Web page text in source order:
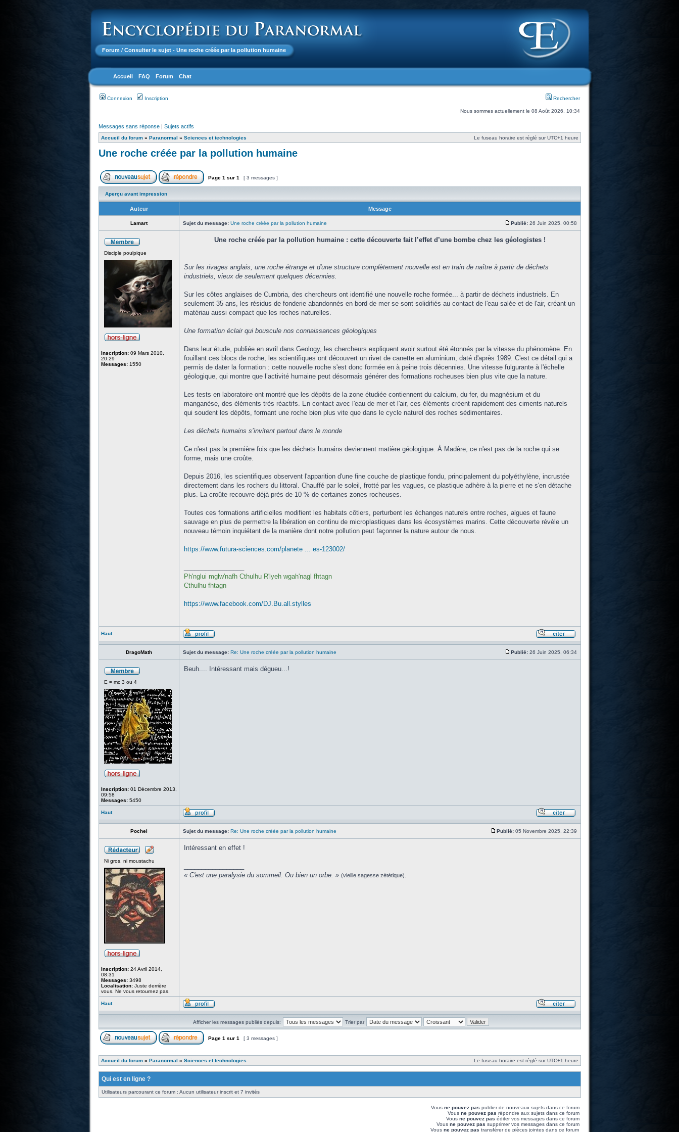
Forum / Consulter le sujet - Une roche créée par la pollution humaine
Accueil FAQ Forum Chat
Connexion Inscription Rechercher
Nous sommes actuellement le 08 Août 2026, 10:34
Messages sans réponse| Sujets actifs
Accueil du forum» Paranormal » Sciences et technologies Le fuseau horaire est réglé sur UTC+1 heure
Une roche créée par la pollution humaine
Page 1 sur 1 [ 3 messages ]
Aperçu avant impression
Auteur Message
Lamart Sujet du message: Une roche créée par la pollution humaine Publié:26 Juin 2025, 00:58
Disciple poulpique
Inscription:09 Mars 2010,
20:29
Messages:1550
Une roche créée par la pollution humaine : cette découverte fait l’effet d’une bombe chez les géologistes !
Sur les rivages anglais, une roche étrange et d'une structure complètement nouvelle est en train de naître à partir de déchets
industriels, vieux de seulement quelques décennies.
Sur les côtes anglaises de Cumbria, des chercheurs ont identifié une nouvelle roche formée... à partir de déchets industriels. En
seulement 35 ans, les résidus de fonderie abandonnés en bord de mer se sont solidifiés au contact de l'eau salée et de l'air, créant un
matériau aussi compact que les roches naturelles.
Une formation éclair qui bouscule nos connaissances géologiques
Dans leur étude, publiée en avril dans Geology, les chercheurs expliquent avoir surtout été étonnés par la vitesse du phénomène. En
fouillant ces blocs de roche, les scientifiques ont découvert un rivet de canette en aluminium, daté d'après 1989. C'est ce détail qui a
permis de dater la formation : cette nouvelle roche s'est donc formée en à peine trois décennies. Une vitesse fulgurante à l'échelle
géologique, qui montre que l’activité humaine peut désormais générer des formations rocheuses bien plus vite que la nature.
Les tests en laboratoire ont montré que les dépôts de la zone étudiée contiennent du calcium, du fer, du magnésium et du
manganèse, des éléments très réactifs. En contact avec l'eau de mer et l'air, ces éléments créent rapidement des ciments naturels
qui soudent les dépôts, formant une roche bien plus vite que dans le cycle naturel des roches sédimentaires.
Les déchets humains s’invitent partout dans le monde
Ce n'est pas la première fois que les déchets humains deviennent matière géologique. À Madère, ce n'est pas de la roche qui se
forme, mais une croûte.
Depuis 2016, les scientifiques observent l'apparition d'une fine couche de plastique fondu, principalement du polyéthylène, incrustée
directement dans les rochers du littoral. Chauffé par le soleil, frotté par les vagues, ce plastique adhère à la pierre et ne s'en détache
plus. La croûte recouvre déjà près de 10 % de certaines zones rocheuses.
Toutes ces formations artificielles modifient les habitats côtiers, perturbent les échanges naturels entre roches, algues et faune
sauvage en plus de permettre la libération en continu de microplastiques dans les écosystèmes marins. Cette découverte révèle un
nouveau témoin inquiétant de la manière dont notre pollution peut façonner la nature autour de nous.
https://www.futura-sciences.com/planete ... es-123002/
Ph'nglui mglw'nafh Cthulhu R'lyeh wgah'nagl fhtagn
Cthulhu fhtagn
https://www.facebook.com/DJ.Bu.all.stylles
Haut
DragoMath Sujet du message: Re: Une roche créée par la pollution humaine Publié:26 Juin 2025, 06:34
E = mc 3 ou 4
Inscription:01 Décembre 2013,
09:58
Messages:5450
Beuh.... Intéressant mais dégueu...!
Haut
Pochel Sujet du message: Re: Une roche créée par la pollution humaine Publié:05 Novembre 2025, 22:39
Ni gros, ni moustachu
Inscription:24 Avril 2014,
08:31
Messages:3498
Localisation:Juste derrière
vous. Ne vous retournez pas.
Intéressant en effet !
« C'est une paralysie du sommeil. Ou bien un orbe. » (vieille sagesse zététique).
Haut
Afficher les messages publiés depuis: Trier par
Page 1 sur 1 [ 3 messages ]
Accueil du forum» Paranormal » Sciences et technologies Le fuseau horaire est réglé sur UTC+1 heure
Qui est en ligne ?
Utilisateurs parcourant ce forum : Aucun utilisateur inscrit et 7 invités
Vous ne pouvez pas publier de nouveaux sujets dans ce forum
Vous ne pouvez pas répondre aux sujets dans ce forum
Vous ne pouvez pas éditer vos messages dans ce forum
Vous ne pouvez pas supprimer vos messages dans ce forum
Vous ne pouvez pas transférer de pièces jointes dans ce forum